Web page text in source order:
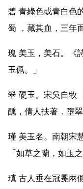
碧 青綠色或青白色
蜀 ，藏其血，三年
瑰 美玉，美石。《
玉佩。」
翠 硬玉。宋吳自牧
醺，倩人扶著，墮
瑾 美玉名。南朝宋
「如草之蘭，如玉
瑱 古人垂在冠冕兩